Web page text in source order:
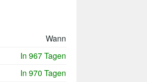
Wann
In 967 Tagen
In 970 Tagen